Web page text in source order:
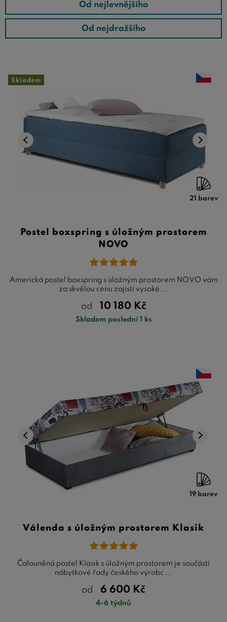
Od nejlevnějšího
Od nejdražšího
Skladem
21 barev
Postel boxspring s úložným prostorem
NOVO
Americká postel boxspring s úložným prostorem NOVO vám
za skvělou cenu zajistí vysoké ...
od 10 180 Kč
Skladem poslední 1 ks
19 barev
Válenda s úložným prostorem Klasik
Čalouněná postel Klasik s úložným prostorem je součástí
nábytkové řady českého výrobc ...
od 6 600 Kč
4-6 týdnů